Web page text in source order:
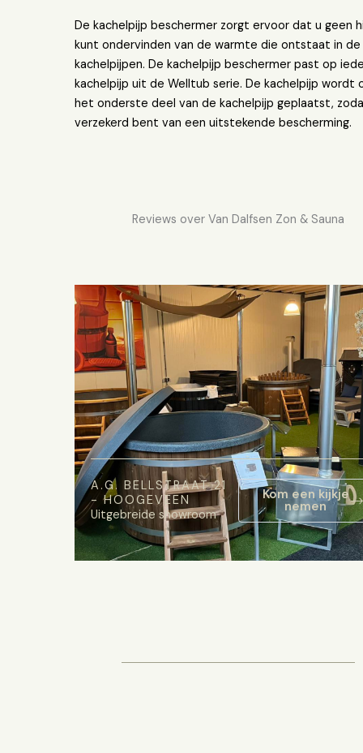
De kachelpijp beschermer zorgt ervoor dat u geen
kunt ondervinden van de warmte die ontstaat in de
kachelpijpen. De kachelpijp beschermer past op
kachelpijp uit de Welltub serie. De kachelpijp wordt
het onderste deel van de kachelpijp geplaatst,
verzekerd bent van een uitstekende bescherming.
Reviews over Van Dalfsen Zon & Sauna
A.G. BELLSTRAAT 21
- HOOGEVEEN
Uitgebreide showroom
Kom een kijkje
nemen